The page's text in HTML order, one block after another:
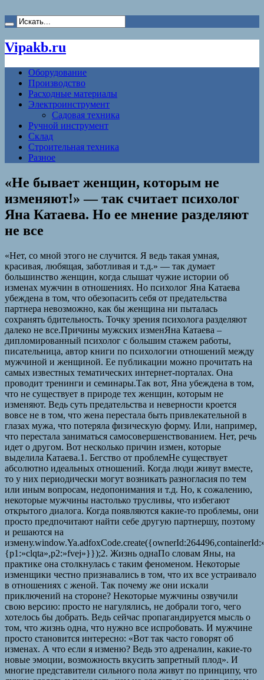
Vipakb.ru
Оборудование
Производство
Расходные материалы
Электроинструмент
Садовая техника
Ручной инструмент
Склад
Строительная техника
Разное
«Не бывает женщин, которым не
изменяют!» — так считает психолог
Яна Катаева. Но ее мнение разделяют
не все
«Нет, со мной этого не случится. Я ведь такая умная,
красивая, любящая, заботливая и т.д.» — так думает
большинство женщин, когда слышат чужие истории об
изменах мужчин в отношениях. Но психолог Яна Катаева
убеждена в том, что обезопасить себя от предательства
партнера невозможно, как бы женщина ни пыталась
сохранять бдительность. Точку зрения психолога разделяют
далеко не все.Причины мужских изменЯна Катаева –
дипломированный психолог с большим стажем работы,
писательница, автор книги по психологии отношений между
мужчиной и женщиной. Ее публикации можно прочитать на
самых известных тематических интернет-порталах. Она
проводит тренинги и семинары.Так вот, Яна убеждена в том,
что не существует в природе тех женщин, которым не
изменяют. Ведь суть предательства и неверности кроется
вовсе не в том, что жена перестала быть привлекательной в
глазах мужа, что потеряла физическую форму. Или, например,
что перестала заниматься самосовершенствованием. Нет, речь
идет о другом. Вот несколько причин измен, которые
выделила Катаева.1. Бегство от проблемНе существует
абсолютно идеальных отношений. Когда люди живут вместе,
то у них периодически могут возникать разногласия по тем
или иным вопросам, недопонимания и т.д. Но, к сожалению,
некоторые мужчины настолько трусливы, что избегают
открытого диалога. Когда появляются какие-то проблемы, они
просто предпочитают найти себе другую партнершу, поэтому
и решаются на
{p1:»clqta»,p2:»fvej»}});2. Жизнь однаПо словам Яны, на
практике она столкнулась с таким феноменом. Некоторые
изменщики честно признавались в том, что их все устраивало
в отношениях с женой. Так почему же они искали
приключений на стороне? Некоторые мужчины озвучили
свою версию: просто не нагулялись, не добрали того, чего
хотелось бы добрать. Ведь сейчас пропагандируется мысль о
том, что жизнь одна, что нужно все испробовать. И мужчине
просто становится интересно: «Вот так часто говорят об
изменах. А что если я изменю? Ведь это адреналин, какие-то
новые эмоции, возможность вкусить запретный плод». И
многие представители сильного пола живут по принципу, что